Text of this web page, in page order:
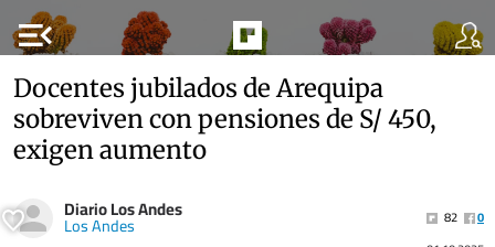
menu_open
Docentes jubilados de Arequipa
sobreviven con pensiones de S/ 450,
exigen aumento
Diario Los Andes
Los Andes 82
0